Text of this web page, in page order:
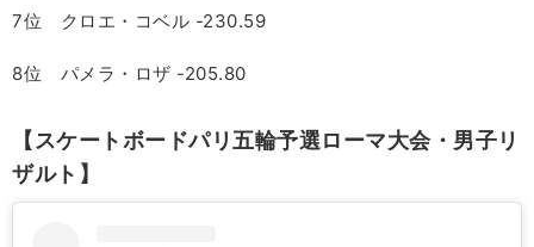
7位 クロエ・コベル -230.59
8位 パメラ・ロザ -205.80
【スケートボードパリ五輪予選ローマ大会・男子リ
ザルト】